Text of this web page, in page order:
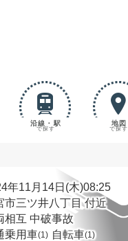
沿線・駅
で探す
地図
で探す
年11月14日(木)08:25
市三ツ井八丁目 付近
相互 中破事故
乗用車(1) 自転車(1)